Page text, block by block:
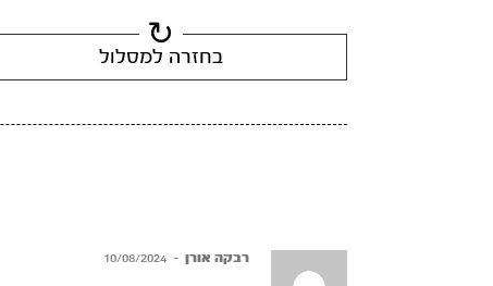
בחזרה למסלול
רבקה אורן –
10/08/2024